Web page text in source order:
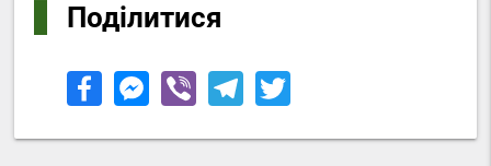
Поділитися